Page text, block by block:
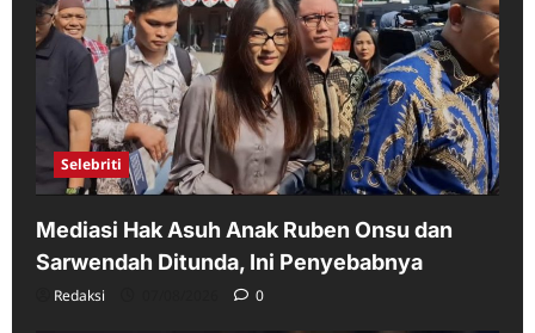
Selebriti
Mediasi Hak Asuh Anak Ruben Onsu dan
Sarwendah Ditunda, Ini Penyebabnya
Redaksi 0